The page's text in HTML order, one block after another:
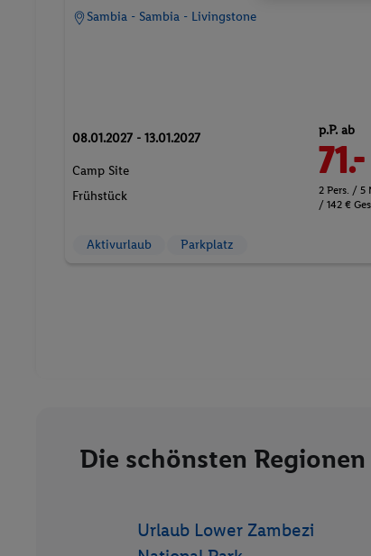
Sambia - Sambia - Livingstone
08.01.2027 - 13.01.2027
Camp Site
Frühstück
p.P. ab
71.-
2 Pers. / 5
/ 142 €
Aktivurlaub Parkplatz
Die schönsten
Urlaub Lower Zambezi